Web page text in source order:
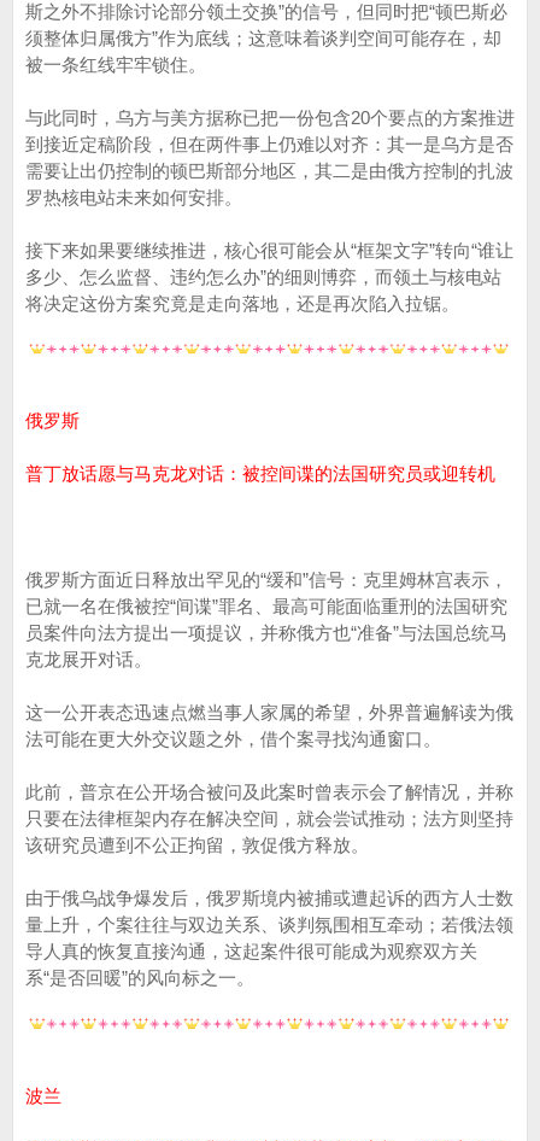
斯之外不排除讨论部分领土交换”的信号，但同时把“顿巴斯必
须整体归属俄方”作为底线；这意味着谈判空间可能存在，却
被一条红线牢牢锁住。
与此同时，乌方与美方据称已把一份包含20个要点的方案推进
到接近定稿阶段，但在两件事上仍难以对齐：其一是乌方是否
需要让出仍控制的顿巴斯部分地区，其二是由俄方控制的扎波
罗热核电站未来如何安排。
接下来如果要继续推进，核心很可能会从“框架文字”转向“谁让
多少、怎么监督、违约怎么办”的细则博弈，而领土与核电站
将决定这份方案究竟是走向落地，还是再次陷入拉锯。
俄罗斯
普丁放话愿与马克龙对话：被控间谍的法国研究员或迎转机
俄罗斯方面近日释放出罕见的“缓和”信号：克里姆林宫表示，
已就一名在俄被控“间谍”罪名、最高可能面临重刑的法国研究
员案件向法方提出一项提议，并称俄方也“准备”与法国总统马
克龙展开对话。
这一公开表态迅速点燃当事人家属的希望，外界普遍解读为俄
法可能在更大外交议题之外，借个案寻找沟通窗口。
此前，普京在公开场合被问及此案时曾表示会了解情况，并称
只要在法律框架内存在解决空间，就会尝试推动；法方则坚持
该研究员遭到不公正拘留，敦促俄方释放。
由于俄乌战争爆发后，俄罗斯境内被捕或遭起诉的西方人士数
量上升，个案往往与双边关系、谈判氛围相互牵动；若俄法领
导人真的恢复直接沟通，这起案件很可能成为观察双方关
系“是否回暖”的风向标之一。
波兰